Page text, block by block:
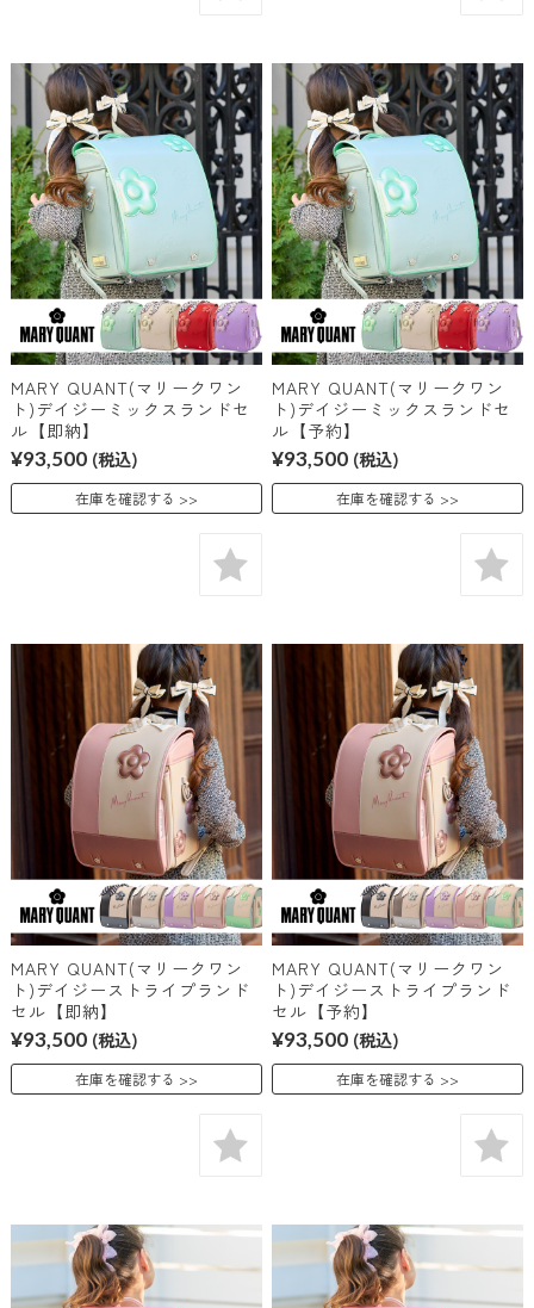
MARY QUANT(マリークワン
ト)デイジーミックスランドセ
ル【即納】
¥93,500 (税込)
在庫を確認する
MARY QUANT(マリークワン
ト)デイジーミックスランドセ
ル【予約】
¥93,500 (税込)
在庫を確認する
MARY QUANT(マリークワン
ト)デイジーストライプランド
セル【即納】
¥93,500 (税込)
在庫を確認する
MARY QUANT(マリークワン
ト)デイジーストライプランド
セル【予約】
¥93,500 (税込)
在庫を確認する